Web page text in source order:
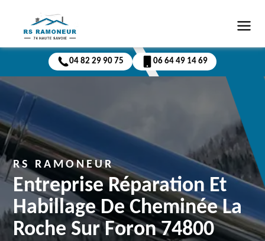
04 82 29 90 75 06 64 49 14 69
RS RAMONEUR
Entreprise Réparation Et
Habillage De Cheminée La
Roche Sur Foron 74800